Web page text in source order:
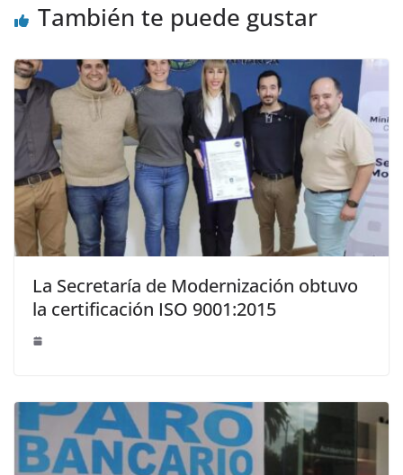
También te puede gustar
La Secretaría de Modernización obtuvo
la certificación ISO 9001:2015